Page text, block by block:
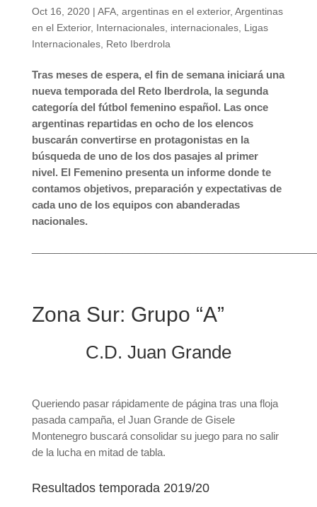
Oct 16, 2020| AFA, argentinas en el exterior, Argentinas
en el Exterior, Internacionales, internacionales, Ligas
Internacionales, Reto Iberdrola
Tras meses de espera, el fin de semana iniciará una
nueva temporada del Reto Iberdrola, la segunda
categoría del fútbol femenino español. Las once
argentinas repartidas en ocho de los elencos
buscarán convertirse en protagonistas en la
búsqueda de uno de los dos pasajes al primer
nivel. El Femenino presenta un informe donde te
contamos objetivos, preparación y expectativas de
cada uno de los equipos con abanderadas
nacionales.
Zona Sur: Grupo “A”
C.D. Juan Grande
Queriendo pasar rápidamente de página tras una floja
pasada campaña, el Juan Grande de Gisele
Montenegro buscará consolidar su juego para no salir
de la lucha en mitad de tabla.
Resultados temporada 2019/20